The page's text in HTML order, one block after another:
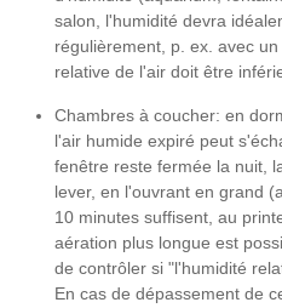
salon, l'humidité devra
régulièrement, p. ex. avec
relative de l'air doit être
Chambres à coucher: en
l'air humide expiré peut
fenêtre reste fermée la nuit,
lever, en l'ouvrant en grand
10 minutes suffisent, au
aération plus longue est
de contrôler si "l'humidité
En cas de dépassement de